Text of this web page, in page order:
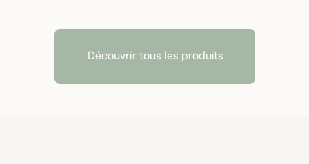
Découvrir tous les produits